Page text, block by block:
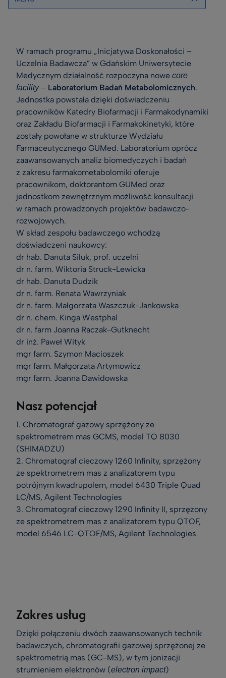
W ramach programu „Inicjatywa Doskonałości –
Uczelnia Badawcza” w Gdańskim Uniwersytecie
Medycznym działalność rozpoczyna nowe core
facility– Laboratorium Badań Metabolomicznych.
Jednostka powstała dzięki doświadczeniu
pracowników Katedry Biofarmacji i Farmakodynamiki
oraz Zakładu Biofarmacji i Farmakokinetyki, które
zostały powołane w strukturze Wydziału
Farmaceutycznego GUMed. Laboratorium oprócz
zaawansowanych analiz biomedyczych i badań
z zakresu farmakometabolomiki oferuje
pracownikom, doktorantom GUMed oraz
jednostkom zewnętrznym możliwość konsultacji
w ramach prowadzonych projektów badawczo-
rozwojowych.
W skład zespołu badawczego wchodzą
doświadczeni naukowcy:
dr hab. Danuta Siluk, prof. uczelni
dr n. farm. Wiktoria Struck-Lewicka
dr hab. Danuta Dudzik
dr n. farm. Renata Wawrzyniak
dr n. farm. Małgorzata Waszczuk-Jankowska
dr n. chem. Kinga Westphal
dr n. farm Joanna Raczak-Gutknecht
dr inż. Paweł Wityk
mgr farm. Szymon Macioszek
mgr farm. Małgorzata Artymowicz
mgr farm. Joanna Dawidowska
Nasz potencjał
1. Chromatograf gazowy sprzężony ze
spektrometrem mas GCMS, model TQ 8030
(SHIMADZU)
2. Chromatograf cieczowy 1260 Infinity, sprzężony
ze spektrometrem mas z analizatorem typu
potrójnym kwadrupolem, model 6430 Triple Quad
LC/MS, Agilent Technologies
3. Chromatograf cieczowy 1290 Infinity II, sprzężony
ze spektrometrem mas z analizatorem typu QTOF,
model 6546 LC-QTOF/MS, Agilent Technologies
Zakres usług
Dzięki połączeniu dwóch zaawansowanych technik
badawczych, chromatografii gazowej sprzężonej ze
spektrometrią mas (GC-MS), w tym jonizacji
strumieniem elektronów (electron impact)